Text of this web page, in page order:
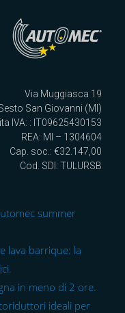
Via Muggiasca 19
San Giovanni (MI)
IVA: : IT09625430153
REA: MI – 1304604
Cap. soc.: €32.147,00
Cod. SDI: TULURSB
summer
lava barrique: la
in meno di 2 ore.
ideali per